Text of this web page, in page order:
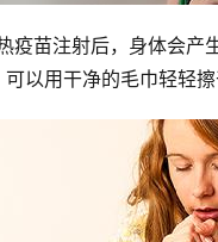
疫苗注射后，身体会
以用干净的毛巾轻轻